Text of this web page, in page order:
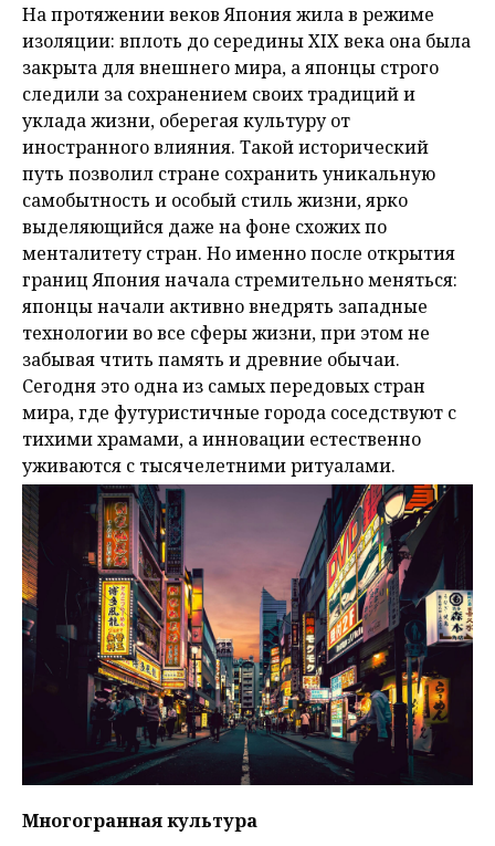
На протяжении веков Япония жила в режиме
изоляции: вплоть до середины XIX века она была
закрыта для внешнего мира, а японцы строго
следили за сохранением своих традиций и
уклада жизни, оберегая культуру от
иностранного влияния. Такой исторический
путь позволил стране сохранить уникальную
самобытность и особый стиль жизни, ярко
выделяющийся даже на фоне схожих по
менталитету стран. Но именно после открытия
границ Япония начала стремительно меняться:
японцы начали активно внедрять западные
технологии во все сферы жизни, при этом не
забывая чтить память и древние обычаи.
Сегодня это одна из самых передовых стран
мира, где футуристичные города соседствуют с
тихими храмами, а инновации естественно
уживаются с тысячелетними ритуалами.
Многогранная культура